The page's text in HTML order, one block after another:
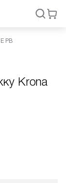
PB
Krona